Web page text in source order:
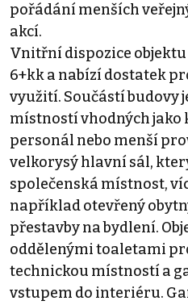
pořádání menších
akcí.
Vnitřní dispozice
6+kk a nabízí dostatek
využití. Součástí budovy
místností vhodných jako
personál nebo menší
velkorysý hlavní sál,
společenská místnost,
například otevřený
přestavby na bydlení.
oddělenými toaletami
technickou místností a
vstupem do interiéru.